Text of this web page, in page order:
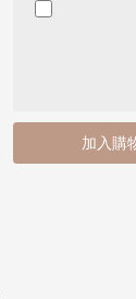
加入購